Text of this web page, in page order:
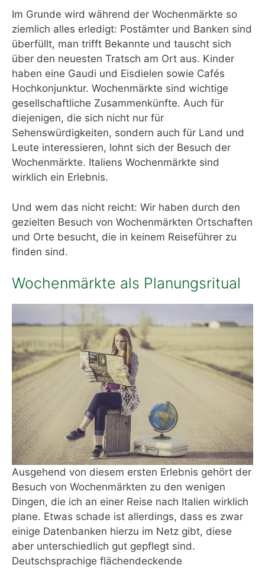
Im Grunde wird während der Wochenmärkte so
ziemlich alles erledigt: Postämter und Banken sind
überfüllt, man trifft Bekannte und tauscht sich
über den neuesten Tratsch am Ort aus. Kinder
haben eine Gaudi und Eisdielen sowie Cafés
Hochkonjunktur. Wochenmärkte sind wichtige
gesellschaftliche Zusammenkünfte. Auch für
diejenigen, die sich nicht nur für
Sehenswürdigkeiten, sondern auch für Land und
Leute interessieren, lohnt sich der Besuch der
Wochenmärkte. Italiens Wochenmärkte sind
wirklich ein Erlebnis.
Und wem das nicht reicht: Wir haben durch den
gezielten Besuch von Wochenmärkten Ortschaften
und Orte besucht, die in keinem Reiseführer zu
finden sind.
Wochenmärkte als Planungsritual
Ausgehend von diesem ersten Erlebnis gehört der
Besuch von Wochenmärkten zu den wenigen
Dingen, die ich an einer Reise nach Italien wirklich
plane. Etwas schade ist allerdings, dass es zwar
einige Datenbanken hierzu im Netz gibt, diese
aber unterschiedlich gut gepflegt sind.
Deutschsprachige flächendeckende